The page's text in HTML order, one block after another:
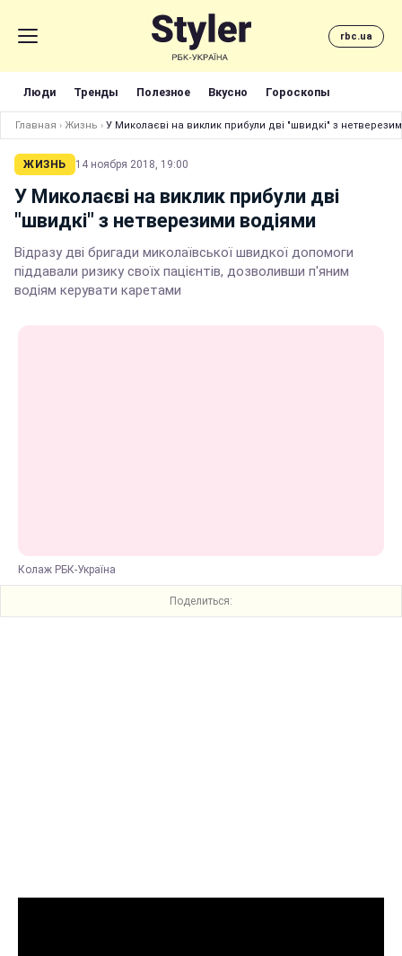
rbc.ua
Люди Тренды Полезное Вкусно Гороскопы
Главная › Жизнь › У Миколаєві на виклик прибули дві "швидкі" з
ЖИЗНЬ 14 ноября 2018, 19:00
У Миколаєві на виклик прибули дві
"швидкі" з нетверезими водіями
Відразу дві бригади миколаївської швидкої допомоги
піддавали ризику своїх пацієнтів, дозволивши п'яним
водіям керувати каретами
Колаж РБК-Україна
Поделиться: